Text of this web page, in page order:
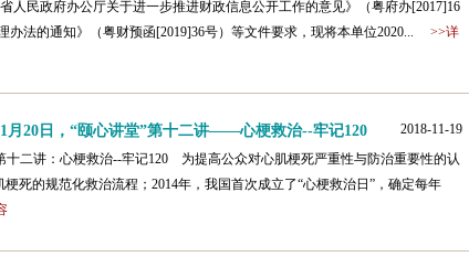
人民政府办公厅关于进一步推进财政信息公开工作的意见》（粤府办[2017]16
办法的通知》（粤财预函[2019]36号）等文件要求，现将本单位2020... >>详
月20日，“颐心讲堂”第十二讲——心梗救治--牢记120
2018-11-19
十二讲：心梗救治--牢记120 为提高公众对心肌梗死严重性与防治重要性的认
死的规范化救治流程；2014年，我国首次成立了“心梗救治日”，确定每年